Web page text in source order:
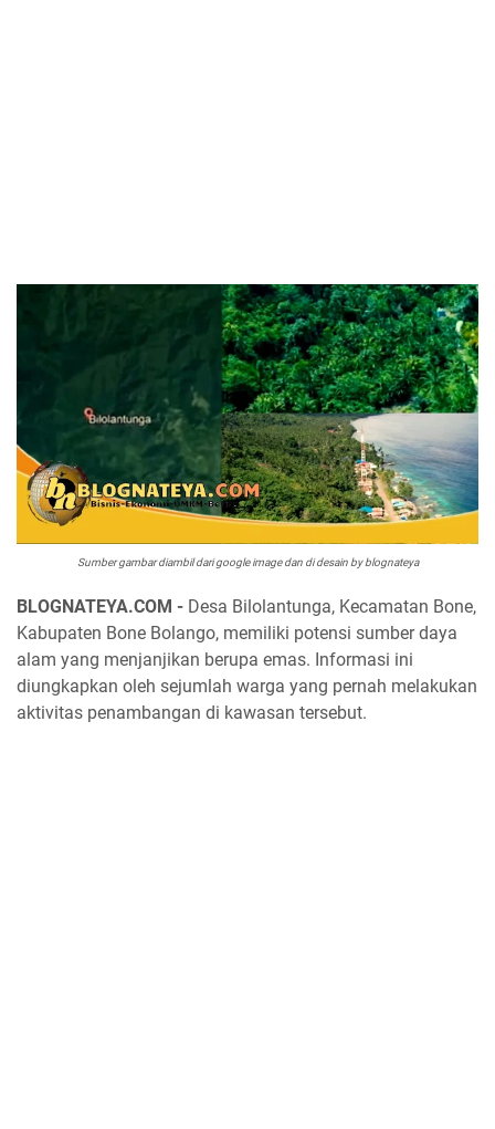
Sumber gambar diambil dari google image dan di desain by blognateya
BLOGNATEYA.COM - Desa Bilolantunga, Kecamatan Bone,
Kabupaten Bone Bolango, memiliki potensi sumber daya
alam yang menjanjikan berupa emas. Informasi ini
diungkapkan oleh sejumlah warga yang pernah melakukan
aktivitas penambangan di kawasan tersebut.